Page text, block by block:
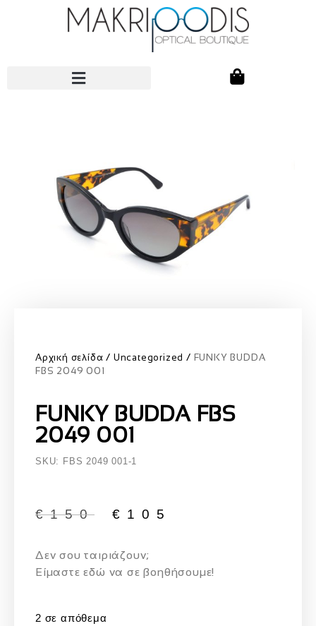
Αρχική σελίδα Uncategorized
FUNKY BUDDA
FBS 2049 001
FUNKY BUDDA FBS
2049 001
SKU: FBS 2049 001-1
€150 € 105
Δεν σου ταιριάζουν;
Eίμαστε εδώ να σε βοηθήσουμε!
2 σε απόθεμα